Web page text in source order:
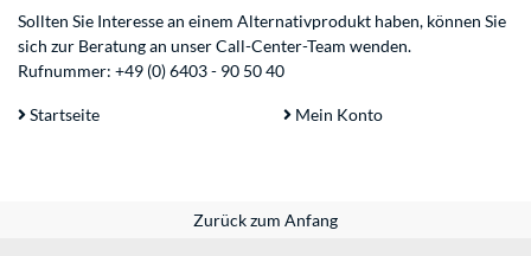
Sollten Sie Interesse an einem Alternativprodukt haben, können Sie
sich zur Beratung an unser Call-Center-Team wenden.
Rufnummer: +49 (0) 6403 - 90 50 40
Startseite Mein Konto
Zurück zum Anfang